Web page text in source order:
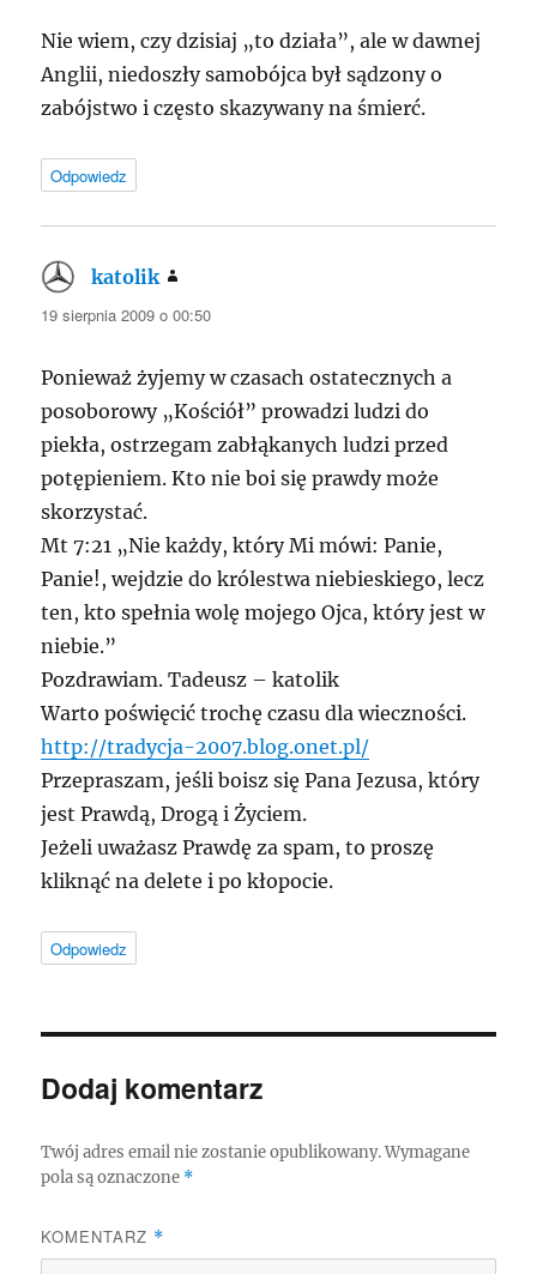
Nie wiem, czy dzisiaj „to działa”, ale w dawnej
Anglii, niedoszły samobójca był sądzony o
zabójstwo i często skazywany na śmierć.
Odpowiedz
katolik
19 sierpnia 2009 o 00:50
Ponieważ żyjemy w czasach ostatecznych a
posoborowy „Kościół” prowadzi ludzi do
piekła, ostrzegam zabłąkanych ludzi przed
potępieniem. Kto nie boi się prawdy może
skorzystać.
Mt 7:21 „Nie każdy, który Mi mówi: Panie,
Panie!, wejdzie do królestwa niebieskiego, lecz
ten, kto spełnia wolę mojego Ojca, który jest w
niebie.”
Pozdrawiam. Tadeusz – katolik
Warto poświęcić trochę czasu dla wieczności.
http://tradycja-2007.blog.onet.pl/
Przepraszam, jeśli boisz się Pana Jezusa, który
jest Prawdą, Drogą i Życiem.
Jeżeli uważasz Prawdę za spam, to proszę
kliknąć na delete i po kłopocie.
Odpowiedz
Dodaj komentarz
Twój adres email nie zostanie opublikowany. Wymagane
pola są oznaczone *
KOMENTARZ *